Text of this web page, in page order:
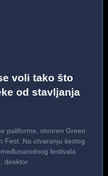
voli tako što
od stavljanja
paltforme, otvoren Green
Fest. Na otvaranju šestog
festivala
direktor